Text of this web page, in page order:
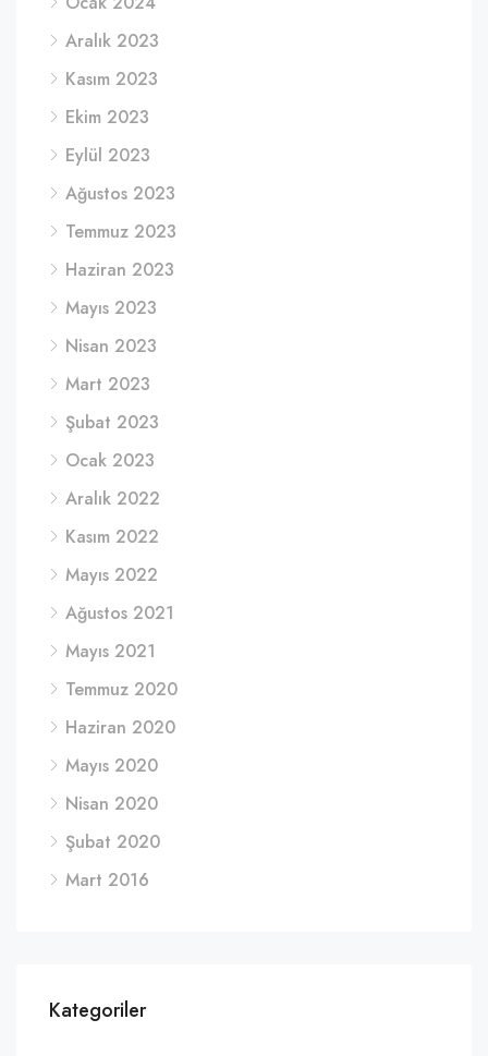
Aralık 2023
Kasım 2023
Ekim 2023
Eylül 2023
Ağustos 2023
Temmuz 2023
Haziran 2023
Mayıs 2023
Nisan 2023
Mart 2023
Şubat 2023
Ocak 2023
Aralık 2022
Kasım 2022
Mayıs 2022
Ağustos 2021
Mayıs 2021
Temmuz 2020
Haziran 2020
Mayıs 2020
Nisan 2020
Şubat 2020
Mart 2016
Kategoriler